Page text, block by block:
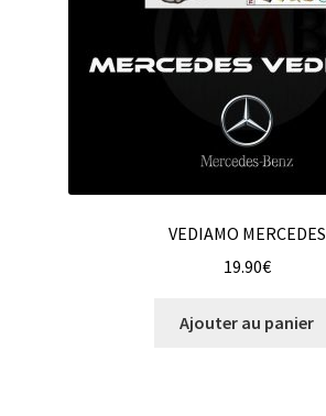
VEDIAMO MERCEDES
19.90€
Ajouter au panier